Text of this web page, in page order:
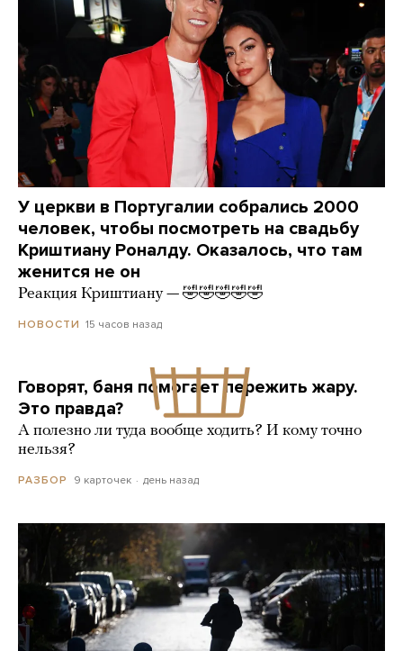
У церкви в Португалии собрались 2000
человек, чтобы посмотреть на свадьбу
Криштиану Роналду. Оказалось, что там
женится не он
Реакция Криштиану — 🤣🤣🤣🤣🤣
НОВОСТИ 15 часов назад
Говорят, баня помогает пережить жару.
Это правда?
А полезно ли туда вообще ходить? И кому точно
нельзя?
РАЗБОР 9 карточек день назад